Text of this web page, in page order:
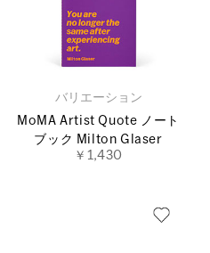
バリエーション
MoMA Artist Quote ノート
ブック Milton Glaser
￥1,430